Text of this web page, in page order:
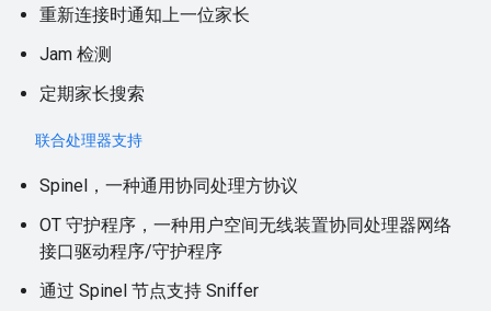
重新连接时通知上一位家长
Jam 检测
定期家长搜索
联合处理器支持
Spinel，一种通用协同处理方协议
OT 守护程序，一种用户空间无线装置协同处理器网络
接口驱动程序/守护程序
通过 Spinel 节点支持 Sniffer